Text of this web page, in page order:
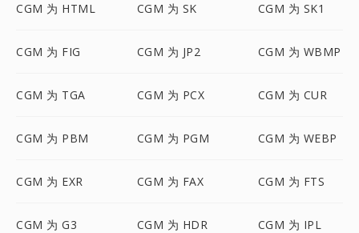
CGM 为 HTML CGM 为 SK CGM 为 SK1
CGM 为 FIG CGM 为 JP2 CGM 为 WBMP
CGM 为 TGA CGM 为 PCX CGM 为 CUR
CGM 为 PBM CGM 为 PGM CGM 为 WEBP
CGM 为 EXR CGM 为 FAX CGM 为 FTS
CGM 为 G3 CGM 为 HDR CGM 为 IPL